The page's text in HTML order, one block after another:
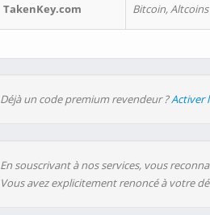
TakenKey.com Bitcoin,
Déjà un code premium revendeur ?Activer
En souscrivant à nos services, vous
Vous avez explicitement renoncé à votre